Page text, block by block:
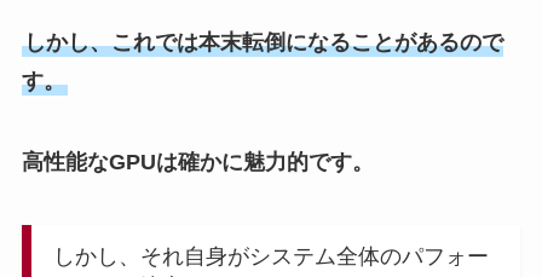
しかし、これでは本末転倒になることがあるので
す。
高性能なGPUは確かに魅力的です。
しかし、それ自身がシステム全体のパフォー